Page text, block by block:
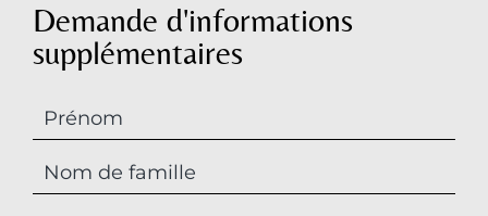
Demande d'informations
supplémentaires